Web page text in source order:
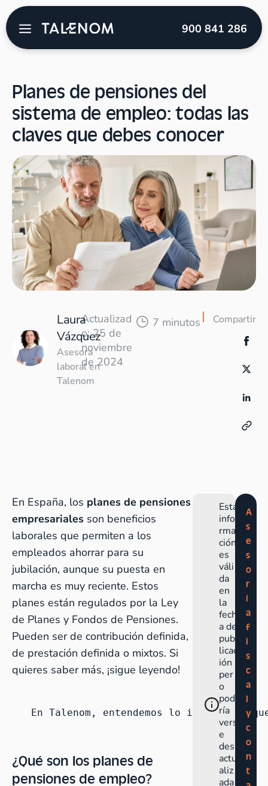
900 841 286
pensiones del sistema de empleo: todas las claves que
Planes de pensiones del
sistema de empleo: todas las
claves que debes conocer
Laura
Vázquez
Asesora
laboral en
Talenom
Actualizad
o: 25 de
noviembre
de 2024
7 minutos Compartir
En España, los planes de pensiones
empresariales son beneficios
laborales que permiten a los
empleados ahorrar para su
jubilación, aunque su puesta en
marcha es muy reciente. Estos
planes están regulados por la Ley
de Planes y Fondos de Pensiones.
Pueden ser de contribución definida,
de prestación definida o mixtos. Si
quieres saber más, ¡sigue leyendo!
En Talenom, entendemos lo importante
¿Qué son los planes de
pensiones de empleo?
Esta
info
rma
ción
es
váli
da
en
la
fech
a de
pub
licac
ión
per
o
pod
ría
vers
e
des
actu
aliz
ada
A
s
e
s
o
r
í
a
f
i
s
c
a
l
y
c
o
n
t